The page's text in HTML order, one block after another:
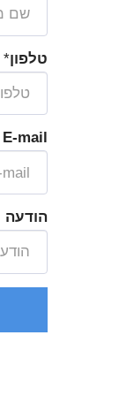
טלפון*
E-mail
הודעה